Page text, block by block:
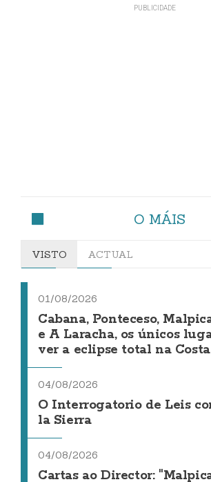
O MÁIS
VISTO ACTUAL
01/08/2026
Cabana, Ponteceso,
e A Laracha, os únicos
ver a eclipse total na
04/08/2026
O Interrogatorio de Leis
la Sierra
04/08/2026
Cartas ao Director: